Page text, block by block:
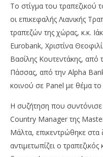
Mastercard:
αειφορία στο Athens
03/11/2022
pressroom
Το στίγμα του
οι επικεφαλής Λιανικής
τραπεζών της χώρας, κ.κ.
Eurobank, Χριστίνα
Βασίλης Κουτεντάκης, από
Πάσσας, από την Alpha
κοινού σε Panel με θέμα το
Η συζήτηση που
Country Manager της
Μάλτα, επικεντρώθηκε στα
αντιμετωπίζει ο